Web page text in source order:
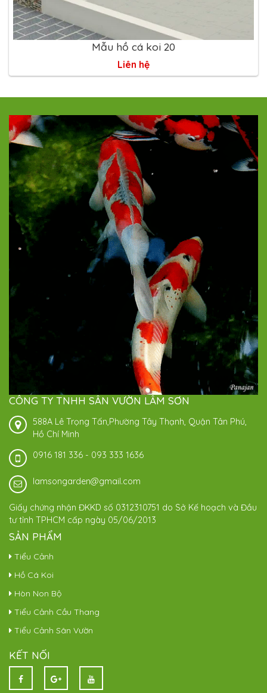
Mẫu hồ cá koi 20
Liên hệ
CÔNG TY TNHH SÂN VƯỜN LÂM SƠN
588A Lê Trọng Tấn,Phường Tây Thạnh, Quận Tân Phú,
Hồ Chí Minh
0916 181 336 - 093 333 1636
lamsongarden@gmail.com
Giấy chứng nhận ĐKKD số 0312310751 do Sở Kế hoạch và Đầu
tư tỉnh TPHCM cấp ngày 05/06/2013
SẢN PHẨM
Tiểu Cảnh
Hồ Cá Koi
Hòn Non Bộ
Tiểu Cảnh Cầu Thang
Tiểu Cảnh Sân Vườn
KẾT NỐI